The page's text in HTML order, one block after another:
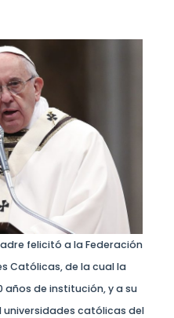
felicitó a la Federación
Católicas, de la cual la
años de institución, y a su
universidades católicas del